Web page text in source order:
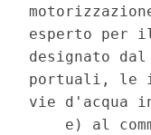
esperto per
designato
portuali, le
vie d'acqua
e) al